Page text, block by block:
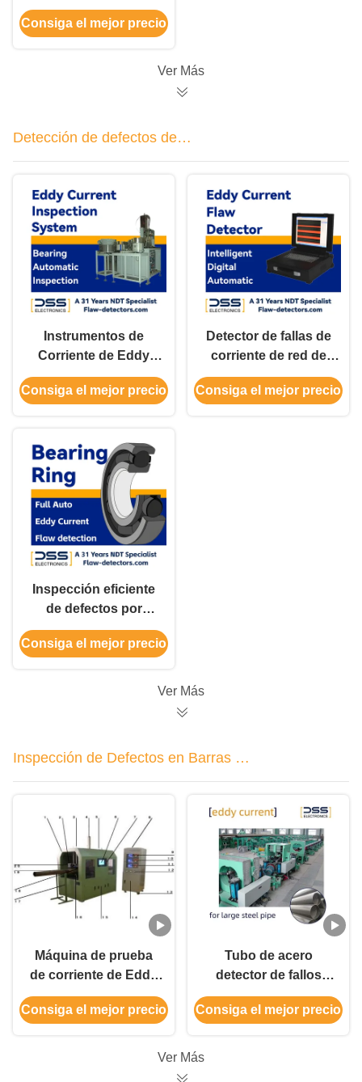
dureza Separación de
dureza Varias piezas
Consiga el mejor precio
Ver Más
Detección de defectos de
rodamientos
Instrumentos de
Corriente de Eddy
con Rodillos de
Rodamiento
Destructivos ETP-2
Consiga el mejor precio
Detector de fallas de
corriente de red de
alambre FET-9HS
Detector de fallas de
Consiga el mejor precio
Inspección eficiente
de defectos por
corrientes de
Foucault en anillos de
Consiga el mejor precio
Ver Más
Inspección de Defectos en Barras de
Tubería Metálica
Máquina de prueba
de corriente de Eddy
integrada Material de
tubería de acero
Consiga el mejor precio
Tubo de acero
detector de fallos
automático de
corriente Eddy.
Consiga el mejor precio
Ver Más